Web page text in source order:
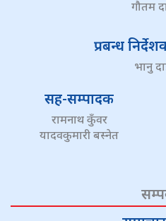
गौतम
प्रबन्ध
भानु
सह-सम्पादक
रामनाथ कुँवर
यादवकुमारी बस्नेत